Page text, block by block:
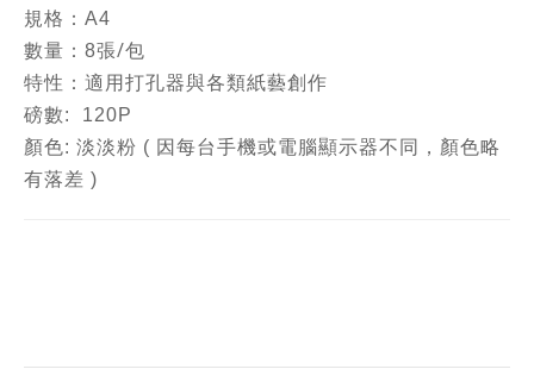
規格：A4
數量：8張/包
特性： 適用打孔器與各類紙藝創作
磅數: 120P
顏色: 淡淡粉 ( 因每台手機或電腦顯示器不同，顏色略
有落差 )